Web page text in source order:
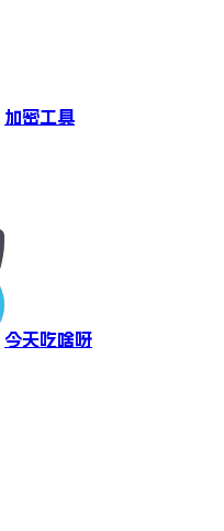
加密工具
今天吃啥呀